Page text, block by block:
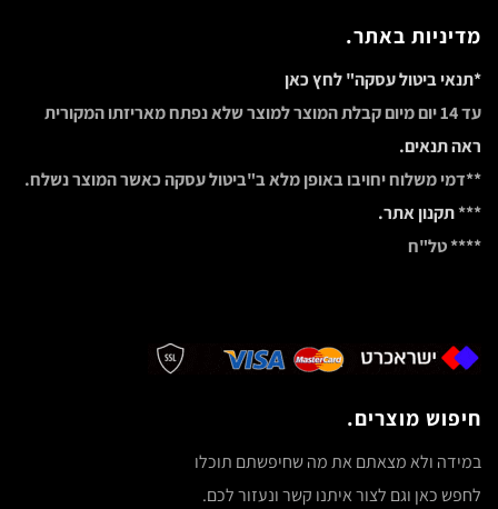
מדיניות באתר.
*תנאי ביטול עסקה" לחץ כאן
עד 14 יום מיום קבלת המוצר למוצר שלא נפתח מאריזתו המקורית
ראה תנאים.
**דמי משלוח יחויבו באופן מלא ב"ביטול עסקה כאשר המוצר נשלח.
***תקנון אתר.
**** טל"ח
חיפוש מוצרים.
במידה ולא מצאתם את מה שחיפשתם תוכלו
לחפש כאן וגם לצור איתנו קשר ונעזור לכם.